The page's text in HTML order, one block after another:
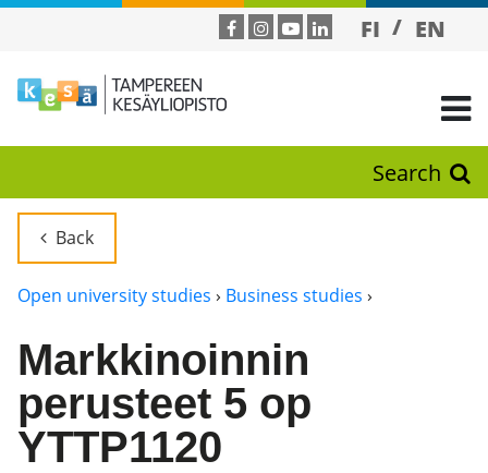
FI EN
Search
Back
Open university studies › Business studies ›
Markkinoinnin
perusteet 5 op
YTTP1120